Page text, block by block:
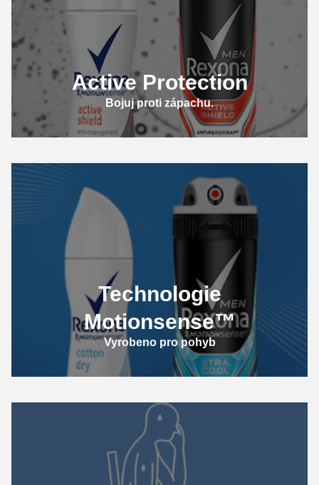
Active Protection
Bojuj proti zápachu.
Technologie
Motionsense™
Vyrobeno pro pohyb